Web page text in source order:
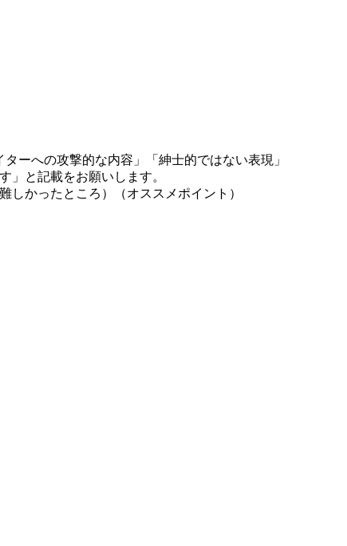
ーへの攻撃的な内容」「紳士的ではない表現」
」と記載をお願いします。
しかったところ）（オススメポイント）